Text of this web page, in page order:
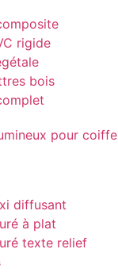
rigide
bois
diffusant
à plat
texte relief